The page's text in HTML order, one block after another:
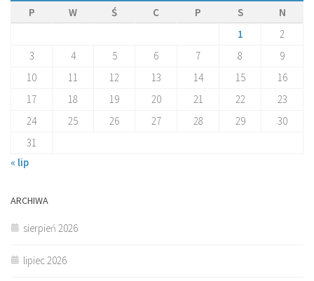
P
W Ś C P S
N
1
2
3
4 5 6 7 8
9
10
11 12 13 14 15
16
17
18 19 20 21 22
23
24
25 26 27 28 29
30
31
« lip
ARCHIWA
sierpień 2026
lipiec 2026